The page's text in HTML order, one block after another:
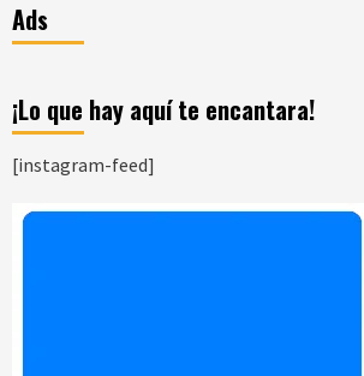
Ads
¡Lo que hay aquí te encantara!
[instagram-feed]